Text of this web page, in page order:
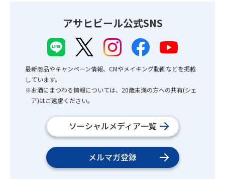
アサヒビール公式SNS
最新商品やキャンペーン情報、CMやメイキング動画などを掲載
しています。
※お酒にまつわる情報については、20歳未満の方への共有(シェ
ア)はご遠慮ください。
ソーシャルメディア一覧
メルマガ登録